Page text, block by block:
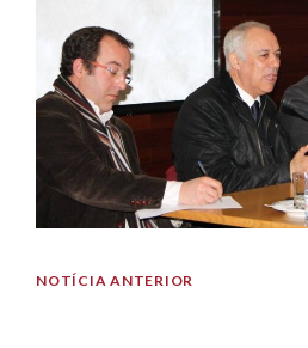
NOTÍCIA ANTERIOR